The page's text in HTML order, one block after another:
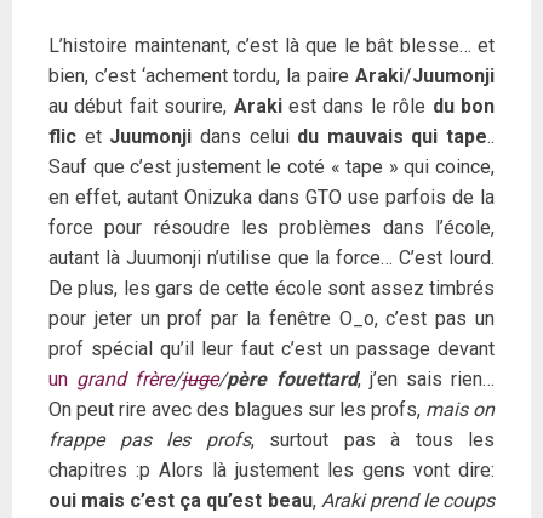
L’histoire maintenant, c’est là que le bât blesse… et
bien, c’est ‘achement tordu, la paire Araki/Juumonji
au début fait sourire, Arakiest dans le rôle du bon
flic et Juumonji dans celui du mauvais qui tape..
Sauf que c’est justement le coté « tape » qui coince,
en effet, autant Onizuka dans GTO use parfois de la
force pour résoudre les problèmes dans l’école,
autant là Juumonji n’utilise que la force… C’est lourd.
De plus, les gars de cette école sont assez timbrés
pour jeter un prof par la fenêtre O_o, c’est pas un
prof spécial qu’il leur faut c’est un passage devant
un grand frère/juge/père fouettard, j’en sais rien…
On peut rire avec des blagues sur les profs,mais on
frappe pas les profs, surtout pas à tous les
chapitres :p Alors là justement les gens vont dire:
oui mais c’est ça qu’est beau, Araki prend le coups